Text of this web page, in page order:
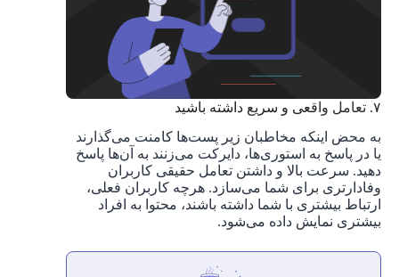
۷. تعامل واقعی و سریع داشته باشید
به محض اینکه مخاطبان زیر پست‌ها کامنت می‌گذارند
یا در پاسخ به استوری‌ها، دایرکت می‌زنند به آن‌ها پاسخ
دهید. سرعت بالا و داشتن تعامل حقیقی کاربران
وفادارتری برای شما می‌سازد. هرچه کاربران فعلی،
ارتباط بیشتری با شما داشته باشند، محتوا به افراد
بیشتری نمایش داده می‌شود.